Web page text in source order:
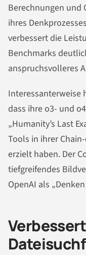
Berechnungen und
ihres
verbessert die
Benchmarks
anspruchsvolleres
Interessanterweise
dass ihre o3- und
„Humanity’s Last
Tools in ihrer
erzielt haben. Der
tiefgreifendes
OpenAI als